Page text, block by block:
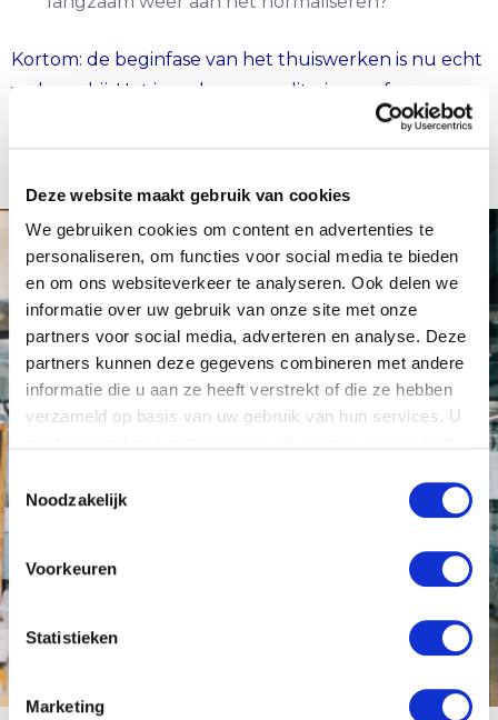
Deze website maakt gebruik van cookies
We gebruiken cookies om content en advertenties te
personaliseren, om functies voor social media te bieden
en om ons websiteverkeer te analyseren. Ook delen we
informatie over uw gebruik van onze site met onze
partners voor social media, adverteren en analyse. Deze
partners kunnen deze gegevens combineren met andere
informatie die u aan ze heeft verstrekt of die ze hebben
verzameld op basis van uw gebruik van hun services. U
Noodzakelijk
Voorkeuren
Statistieken
Marketing
Kortom: de beginfase van het thuiswerken is nu echt
wel voorbij. Het is zaak om aan dit nieuwe fenomeen